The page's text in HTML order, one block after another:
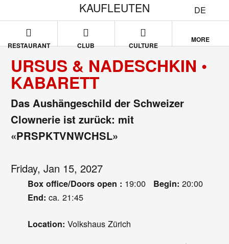
DE
KAUFLEUTEN
RESTAURANT CLUB CULTURE
MORE
URSUS & NADESCHKIN •
KABARETT
Das Aushängeschild der Schweizer
Clownerie ist zurück: mit
«PRSPKTVNWCHSL»
Friday, Jan 15, 2027
Box office/Doors open : 19:00 Begin: 20:00
End: ca. 21:45
Location: Volkshaus Zürich